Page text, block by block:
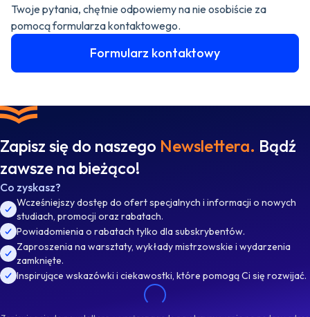
Twoje pytania, chętnie odpowiemy na nie osobiście za
pomocą formularza kontaktowego.
Formularz kontaktowy
Zapisz się do naszego Newslettera. Bądź
zawsze na bieżąco!
Co zyskasz?
Wcześniejszy dostęp do ofert specjalnych i informacji o nowych
studiach, promocji oraz rabatach.
Powiadomienia o rabatach tylko dla subskrybentów.
Zaproszenia na warsztaty, wykłady mistrzowskie i wydarzenia
zamknięte.
Inspirujące wskazówki i ciekawostki, które pomogą Ci się rozwijać.